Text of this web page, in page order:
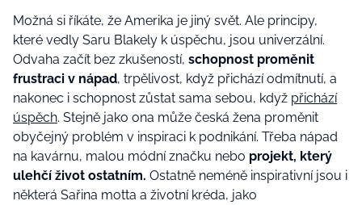
Možná si říkáte, že Amerika je jiný svět. Ale principy,
které vedly Saru Blakely k úspěchu, jsou univerzální.
Odvaha začít bez zkušeností, schopnost proměnit
frustraci v nápad, trpělivost, když přichází odmítnutí, a
nakonec i schopnost zůstat sama sebou, když přichází
úspěch. Stejně jako ona může česká žena proměnit
obyčejný problém v inspiraci k podnikání. Třeba nápad
na kavárnu, malou módní značku nebo projekt, který
ulehčí život ostatním. Ostatně neméně inspirativní jsou i
některá Sařina motta a životní kréda, jako